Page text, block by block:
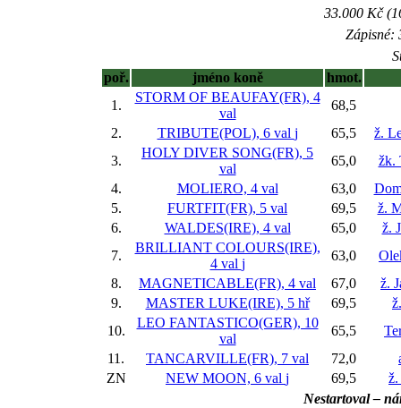
33.000 Kč
Zápisné:
poř.
jméno koně
hmot.
1.
STORM OF BEAUFAY(FR), 4
val
68,5
2.
TRIBUTE(POL), 6 val j 65,5
ž.
3.
HOLY DIVER SONG(FR), 5
val
65,0
žk.
4.
MOLIERO, 4 val 63,0
5.
FURTFIT(FR), 5 val 69,5
ž.
6.
WALDES(IRE), 4 val 65,0
ž.
7.
BRILLIANT COLOURS(IRE),
4 val j
63,0
8.
MAGNETICABLE(FR), 4 val 67,0
ž.
9.
MASTER LUKE(IRE), 5 hř 69,5
10.
LEO FANTASTICO(GER), 10
val
65,5
11.
TANCARVILLE(FR), 7 val 72,0
ZN
NEW MOON, 6 val j 69,5
ž.
Nestartoval –